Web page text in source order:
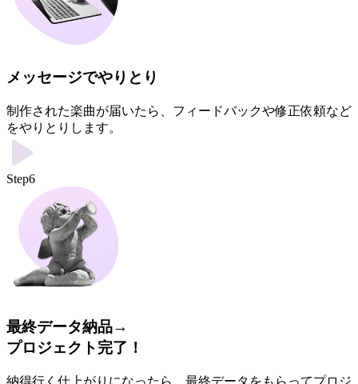
メッセージでやりとり
制作された楽曲が届いたら、フィードバックや修正依頼など
をやりとりします。
Step6
最終データ納品→
プロジェクト完了！
納得行く仕上がりになったら、最終データをもらってプロジ